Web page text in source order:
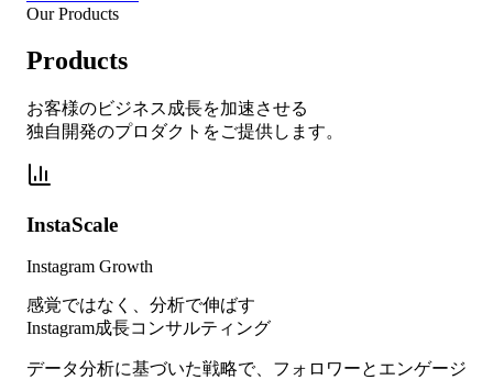
Our Products
Products
お客様のビジネス成長を加速させる
独自開発のプロダクトをご提供します。
InstaScale
Instagram Growth
感覚ではなく、分析で伸ばす
Instagram成長コンサルティング
データ分析に基づいた戦略で、フォロワーとエンゲージ